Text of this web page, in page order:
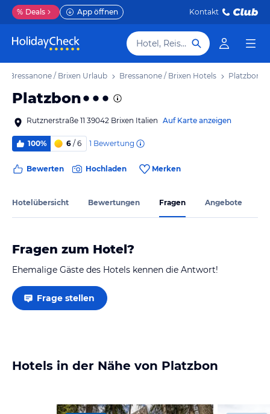
% Deals App öffnen Kontakt
Hotel, Reiseziel
Bressanone / Brixen Urlaub Bressanone / Brixen Hotels Platzbon
Platzbon
Rutznerstraße 11 39042 Brixen Italien Auf Karte anzeigen
100% 6 / 6 1 Bewertung
Bewerten Hochladen Merken
Hotelübersicht Bewertungen Fragen Angebote
Fragen zum Hotel?
Ehemalige Gäste des Hotels kennen die Antwort!
Frage stellen
Hotels in der Nähe von Platzbon